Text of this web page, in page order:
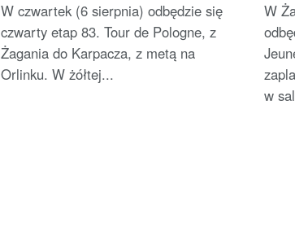
W czwartek (6 sierpnia) odbędzie się
czwarty etap 83. Tour de Pologne, z
Żagania do Karpacza, z metą na
Orlinku. W żółtej...
W
w